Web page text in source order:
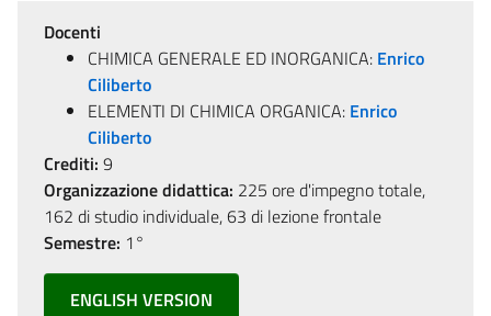
Docenti
CHIMICA GENERALE ED INORGANICA: Enrico
Ciliberto
ELEMENTI DI CHIMICA ORGANICA: Enrico
Ciliberto
Crediti: 9
Organizzazione didattica: 225 ore d'impegno totale,
162 di studio individuale, 63 di lezione frontale
Semestre: 1°
ENGLISH VERSION